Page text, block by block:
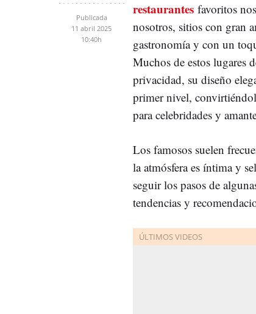
Publicada
11 abril 2025
10:40h
restaurantes favoritos
nosotros, sitios con gran
gastronomía y con un
Muchos de estos lugares
privacidad, su diseño
primer nivel,
para celebridades y
Los famosos suelen
la atmósfera es íntima y
seguir los pasos de
tendencias y